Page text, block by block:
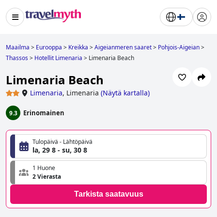
Maailma > Eurooppa > Kreikka >Aigeianmeren saaret> Pohjois-Aigeian>
Thassos> Hotellit Limenaria > Limenaria Beach
Limenaria Beach
Limenaria, Limenaria (Näytä kartalla)
9.3 Erinomainen
Tulopäivä - Lähtöpäivä
la, 29 8 - su, 30 8
1 Huone
2 Vierasta
Tarkista saatavuus